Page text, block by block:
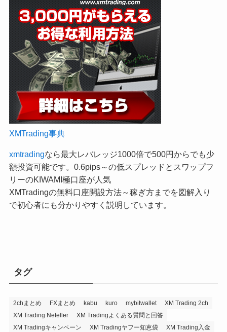
XMTrading事典
xmtradingなら最大レバレッジ1000倍で500円からでも少
額投資可能です。0.6pips～の低スプレッドとスワップフ
リーのKIWAMI極口座が人気
XMTradingの無料口座開設方法～稼ぎ方までを図解入り
で初心者にも分かりやすく説明しています。
タグ
2chまとめ FXまとめ kabu kuro mybitwallet
XM Trading 2ch
XM Trading Neteller
XM Tradingよくある質問と回答
XM Tradingキャンペーン
XM Tradingヤフー知恵袋 XM Trading入金